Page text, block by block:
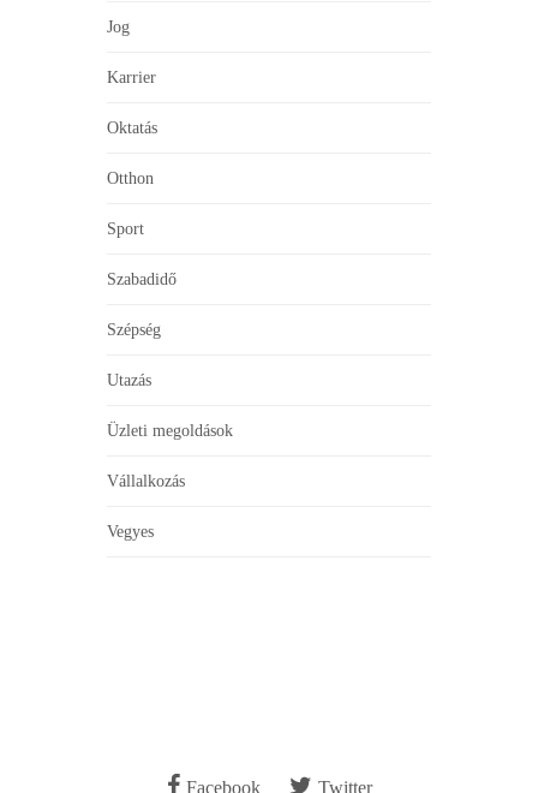
Jog
Karrier
Oktatás
Otthon
Sport
Szabadidő
Szépség
Utazás
Üzleti megoldások
Vállalkozás
Vegyes
Facebook Twitter